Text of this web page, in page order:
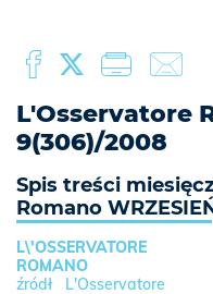
L'Osservatore
9(306)/2008
Spis treści
Romano
L\'OSSERVATORE
ROMANO
L'Osservatore